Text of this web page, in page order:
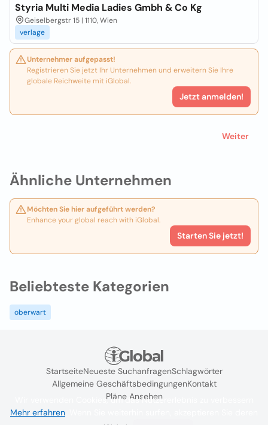
Ähnliche Unternehmen
Möchten Sie hier aufgeführt werden?
Enhance your global reach with iGlobal.
Starten Sie jetzt!
Styria Multi Media Ladies Gmbh & Co Kg
Geiselbergstr 15 | 1110, Wien
verlage
Unternehmer aufgepasst!
Registrieren Sie jetzt Ihr Unternehmen und erweitern Sie Ihre
globale Reichweite mit iGlobal.
Jetzt anmelden!
Weiter
Beliebteste Kategorien
oberwart
StartseiteNeueste SuchanfragenSchlagwörter
Allgemeine GeschäftsbedingungenKontakt
Pläne Ansehen
Wir verwenden Cookies, um das Nutzererlebnis zu verbessern
Mehr erfahren